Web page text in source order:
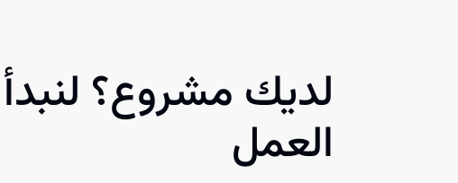
لديك مشروع؟ لنبدأ
العمل